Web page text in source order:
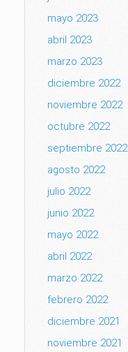
mayo 2023
abril 2023
marzo 2023
diciembre 2022
noviembre 2022
octubre 2022
septiembre 2022
agosto 2022
julio 2022
junio 2022
mayo 2022
abril 2022
marzo 2022
febrero 2022
diciembre 2021
noviembre 2021